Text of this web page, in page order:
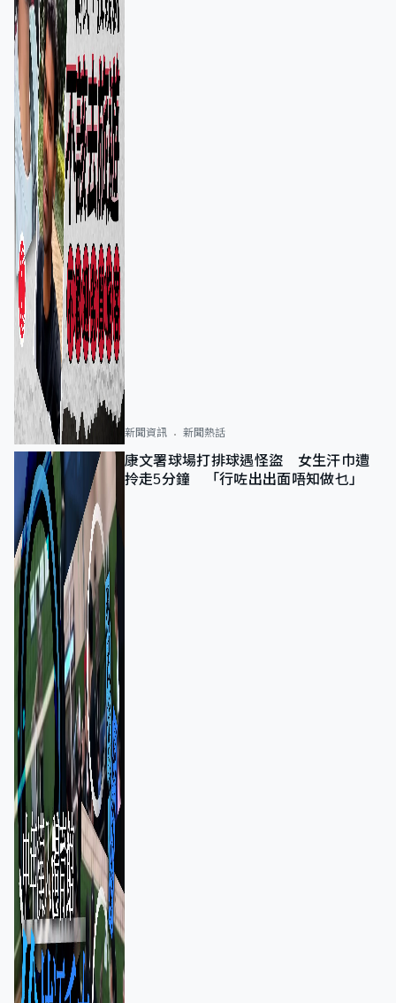
新聞資訊 新聞熱話
康文署球場打排球遇怪盜 女生汗巾遭
拎走5分鐘 「行咗出出面唔知做乜」